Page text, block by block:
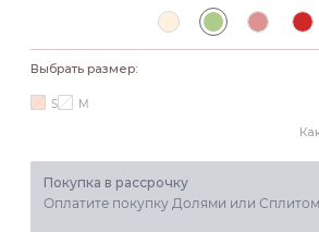
Выбрать размер:
S M
Покупка в рассрочку
Оплатите покупку Долями или Сплитом